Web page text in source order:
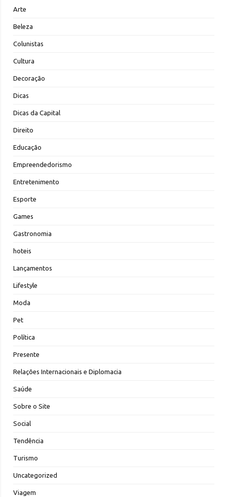
Arte
Beleza
Colunistas
Cultura
Decoração
Dicas
Dicas da Capital
Direito
Educação
Empreendedorismo
Entretenimento
Esporte
Games
Gastronomia
hoteis
Lançamentos
Lifestyle
Moda
Pet
Política
Presente
Relações Internacionais e Diplomacia
Saúde
Sobre o Site
Social
Tendência
Turismo
Uncategorized
Viagem